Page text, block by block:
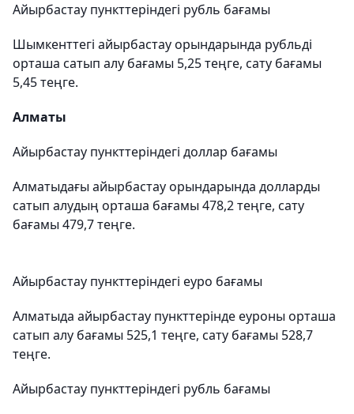
Айырбастау пункттеріндегі рубль бағамы
Шымкенттегі айырбастау орындарында рубльді
орташа сатып алу бағамы 5,25 теңге, сату бағамы
5,45 теңге.
Алматы
Айырбастау пункттеріндегі доллар бағамы
Алматыдағы айырбастау орындарында долларды
сатып алудың орташа бағамы 478,2 теңге, сату
бағамы 479,7 теңге.
Айырбастау пункттеріндегі еуро бағамы
Алматыда айырбастау пункттерінде еуроны орташа
сатып алу бағамы 525,1 теңге, сату бағамы 528,7
теңге.
Айырбастау пункттеріндегі рубль бағамы